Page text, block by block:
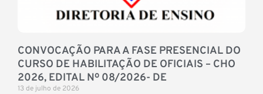
CONVOCAÇÃO PARA A FASE PRESENCIAL DO
CURSO DE HABILITAÇÃO DE OFICIAIS – CHO
2026, EDITAL Nº 08/2026- DE
13 de julho de 2026